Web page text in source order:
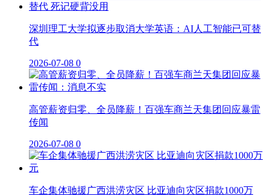
深圳理工大学拟逐步取消大学英语：AI人工智能已可替
代
2026-07-08 0
高管薪资归零、全员降薪！百强车商兰天集团回应暴雷
传闻
2026-07-08 0
车企集体驰援广西洪涝灾区 比亚迪向灾区捐款1000万